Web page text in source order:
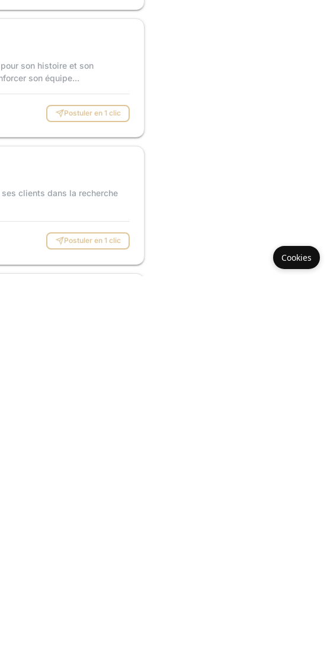
son histoire et son
son équipe...
Postuler en 1 clic
clients dans la recherche
Postuler en 1 clic
Cookies